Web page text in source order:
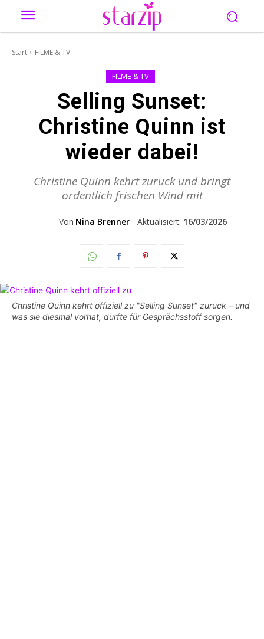
Start FILME & TV
FILME & TV
Selling Sunset:
Christine Quinn ist
wieder dabei!
Christine Quinn kehrt zurück und bringt
ordentlich frischen Wind mit
Von Nina Brenner Aktualisiert: 16/03/2026
Christine Quinn kehrt offiziell zu "Selling Sunset" zurück – und
was sie diesmal vorhat, dürfte für Gesprächsstoff sorgen.